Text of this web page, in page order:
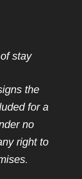
stay
the
for a
no
right to